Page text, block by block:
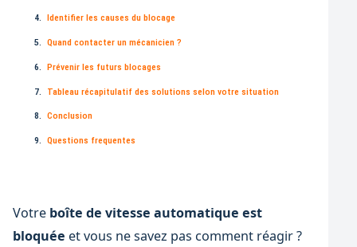
Identifier les causes du blocage
Quand contacter un mécanicien ?
Prévenir les futurs blocages
Tableau récapitulatif des solutions selon votre situation
Conclusion
Questions frequentes
Votre boîte de vitesse automatique est
bloquée et vous ne savez pas comment réagir ?